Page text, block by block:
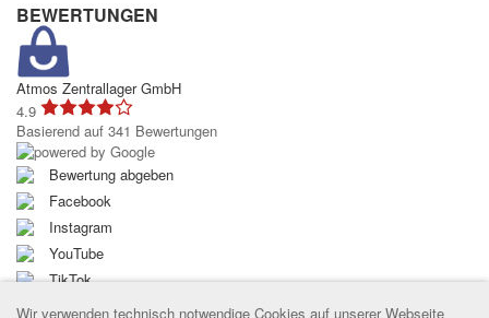
BEWERTUNGEN
Atmos Zentrallager GmbH
4.9
Basierend auf 341 Bewertungen
Bewertung abgeben
Facebook
Instagram
YouTube
TikTok
Wir verwenden technisch notwendige Cookies auf unserer Webseite